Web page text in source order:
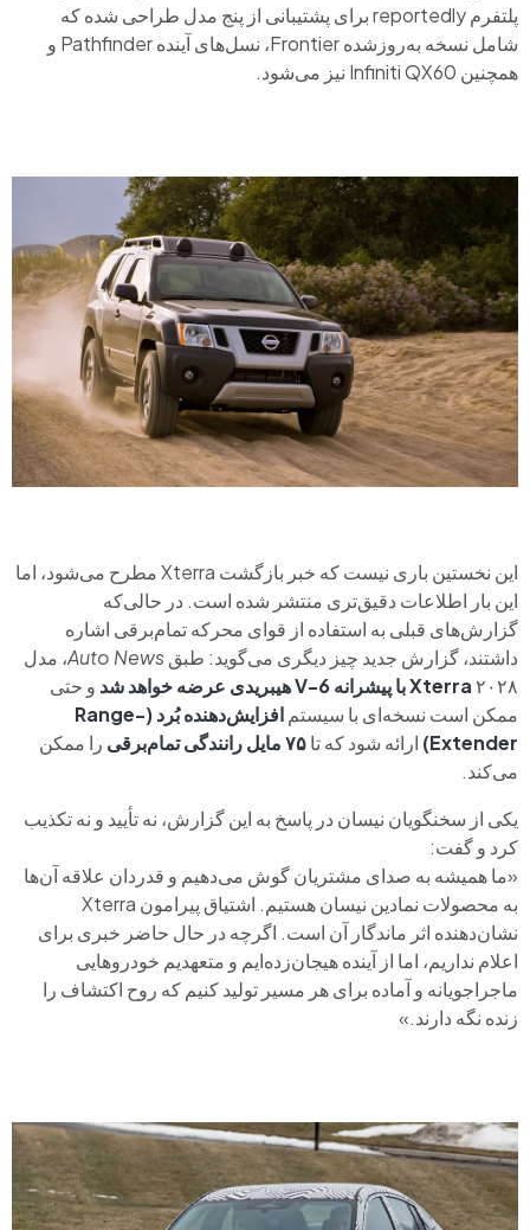
پلتفرم reportedly برای پشتیبانی از پنج مدل طراحی شده که
شامل نسخه به‌روزشده Frontier، نسل‌های آینده Pathfinder و
همچنین Infiniti QX60 نیز می‌شود.
این نخستین باری نیست که خبر بازگشت Xterra مطرح می‌شود، اما
این بار اطلاعات دقیق‌تری منتشر شده است. در حالی‌که
گزارش‌های قبلی به استفاده از قوای محرکه تمام‌برقی اشاره
داشتند، گزارش جدید چیز دیگری می‌گوید: طبق Auto News، مدل
۲۰۲۸ Xterra با پیشرانه V-6 هیبریدی عرضه خواهد شد
و حتی
ممکن است نسخه‌ای با سیستم
افزایش‌دهنده بُرد (Range-
Extender) ارائه شود که تا۷۵ مایل رانندگی تمام‌برقی
را ممکن
می‌کند.
یکی از سخنگویان نیسان در پاسخ به این گزارش، نه تأیید و نه تکذیب
کرد و گفت:
«ما همیشه به صدای مشتریان گوش می‌دهیم و قدردان علاقه آن‌ها
به محصولات نمادین نیسان هستیم. اشتیاق پیرامون Xterra
نشان‌دهنده اثر ماندگار آن است. اگرچه در حال حاضر خبری برای
اعلام نداریم، اما از آینده هیجان‌زده‌ایم و متعهدیم خودروهایی
ماجراجویانه و آماده برای هر مسیر تولید کنیم که روح اکتشاف را
زنده نگه دارند.»